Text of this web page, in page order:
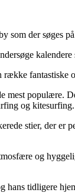
som der søges
kalendere
populære.
og kitesurfing.
stier, der er
og
tidligere